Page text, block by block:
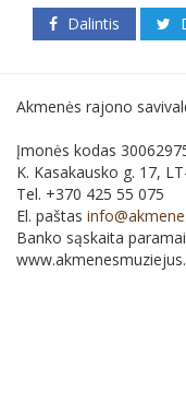
Dalintis
Akmenės rajono
Įmonės kodas
K. Kasakausko g. 17,
Tel. +370 425 55 075
El. paštas
Banko sąskaita